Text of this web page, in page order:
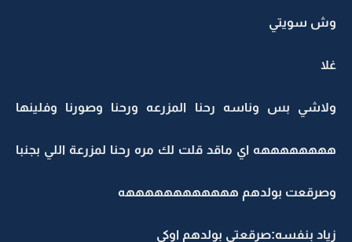
وش سويتي
غلا
ولاشي بس وناسه رحنا المزرعه ورحنا وصورنا وفلينها
ههههههههه اي ماقد قلت لك مره رحنا لمزرعة اللي بجنبا
وصرقعت بولدهم ههههههههههههه
زياد بنفسه:صرقعتي بولدهم اوكي